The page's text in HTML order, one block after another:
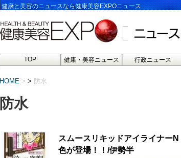
健康と美容のニュースなら健康美容EXPOニュース
TOP 健康・美容ニュース 行政ニュース
HOME > 防水
防水
スムースリキッドアイライナー
色が登場！！/伊勢半